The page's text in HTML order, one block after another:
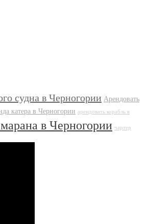
судна в Черногории Арендовать
катера в Черногории арендовать корабль в
в Черногории чартер